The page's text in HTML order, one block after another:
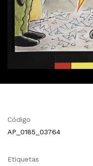
Código
AP_0185_03764
Etiquetas